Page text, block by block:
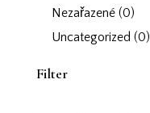
Nezařazené (0)
Uncategorized (0)
Filter